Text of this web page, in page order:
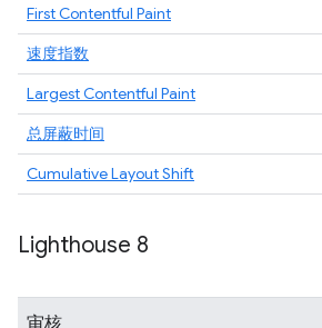
First Contentful Paint
速度指数
Largest Contentful Paint
总屏蔽时间
Cumulative Layout Shift
Lighthouse 8